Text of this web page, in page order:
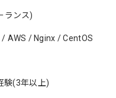
ランス)
AWS / Nginx / CentOS
験(3年以上)